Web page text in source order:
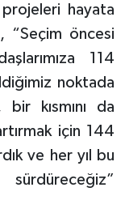
hayata
öncesi
114
noktada
kısmını da
için 144
ve her yıl bu
sürdüreceğiz”